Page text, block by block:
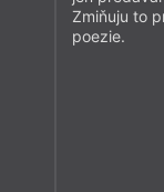
Zmiňuju to
poezie.